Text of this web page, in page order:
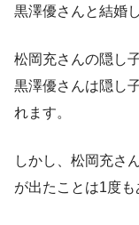
黒澤優さんと結婚
松岡充さんの隠し
黒澤優さんは隠し
れます。
しかし、松岡充さ
が出たことは1度も